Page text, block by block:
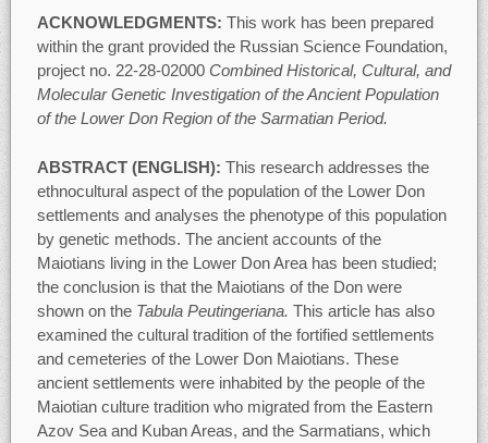
ACKNOWLEDGMENTS: This work has been prepared
within the grant provided the Russian Science Foundation,
project no. 22-28-02000 Combined Historical, Cultural, and
Molecular Genetic Investigation of the Ancient Population
of the Lower Don Region of the Sarmatian Period.
ABSTRACT (ENGLISH): This research addresses the
ethnocultural aspect of the population of the Lower Don
settlements and analyses the phenotype of this population
by genetic methods. The ancient accounts of the
Maiotians living in the Lower Don Area has been studied;
the conclusion is that the Maiotians of the Don were
shown on the Tabula Peutingeriana. This article has also
examined the cultural tradition of the fortified settlements
and cemeteries of the Lower Don Maiotians. These
ancient settlements were inhabited by the people of the
Maiotian culture tradition who migrated from the Eastern
Azov Sea and Kuban Areas, and the Sarmatians, which